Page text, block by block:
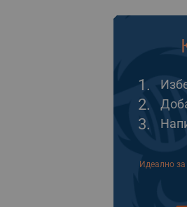
1.
2.
3.
Идеално